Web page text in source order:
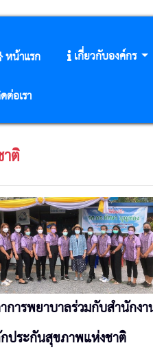
หน้าแรก เกี่ยวกับองค์กร
ต่อเรา
ติ
การพยาบาลร่วมกับสำนักง
ประกันสุขภาพแห่งชาติ